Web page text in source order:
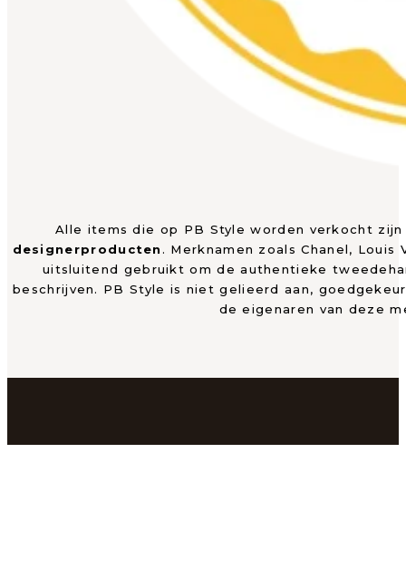
Alle items die op PB Style worden verkocht
designerproducten. Merknamen zoals Chanel,
uitsluitend gebruikt om de authentieke
beschrijven. PB Style is niet gelieerd aan,
de eigenaren van deze